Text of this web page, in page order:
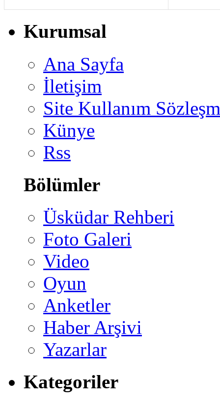
Kurumsal
Ana Sayfa
İletişim
Site Kullanım
Künye
Rss
Bölümler
Üsküdar Rehberi
Foto Galeri
Video
Oyun
Anketler
Haber Arşivi
Yazarlar
Kategoriler